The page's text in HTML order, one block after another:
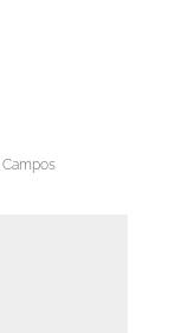
Campos